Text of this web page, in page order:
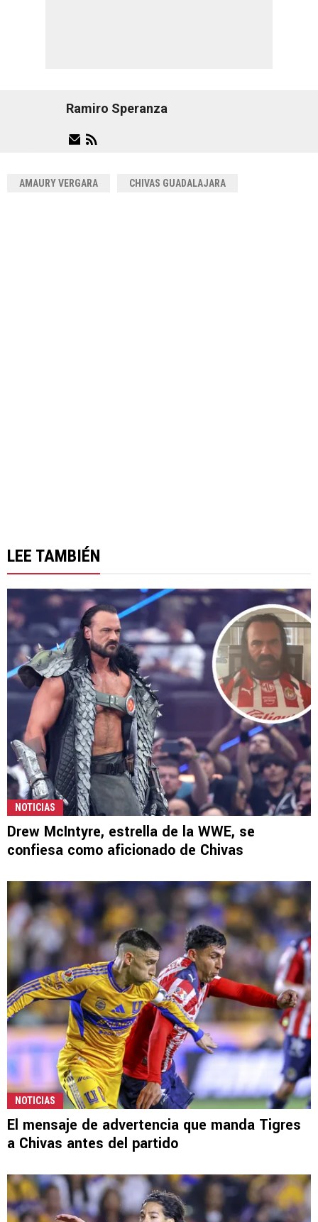
Ramiro Speranza
AMAURY VERGARA CHIVAS GUADALAJARA
LEE TAMBIÉN
NOTICIAS
Drew McIntyre, estrella de la WWE, se
confiesa como aficionado de Chivas
NOTICIAS
El mensaje de advertencia que manda Tigres
a Chivas antes del partido